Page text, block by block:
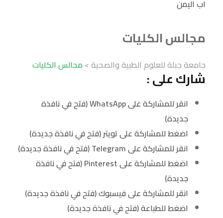
مجالس الكليات
جامعة جبلة للعلوم الطبية والصحية>مجالس الكليات
شارك على :
انقر للمشاركة على WhatsApp (فتح في نافذة
جديدة)
اضغط للمشاركة على تويتر (فتح في نافذة جديدة)
انقر للمشاركة على Telegram (فتح في نافذة جديدة)
اضغط للمشاركة على Pinterest (فتح في نافذة
جديدة)
انقر للمشاركة على فيسبوك (فتح في نافذة جديدة)
اضغط للطباعة (فتح في نافذة جديدة)